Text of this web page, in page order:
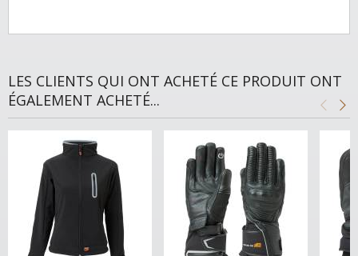
LES CLIENTS QUI ONT ACHETÉ CE PRODUIT ONT
ÉGALEMENT ACHETÉ...